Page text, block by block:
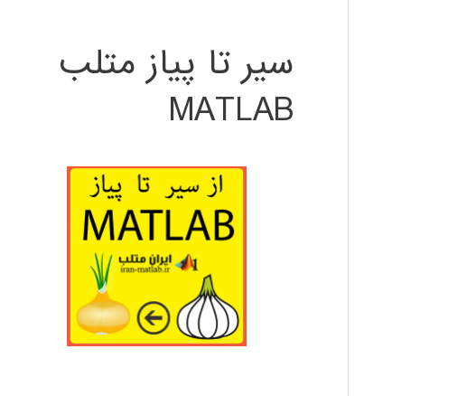
سیر تا پیاز متلب
MATLAB